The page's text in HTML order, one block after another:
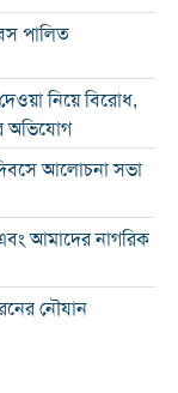
পালিত
দেওয়া নিয়ে বিরোধ,
অভিযোগ
আলোচনা সভা
আমাদের নাগরিক
নৌযান